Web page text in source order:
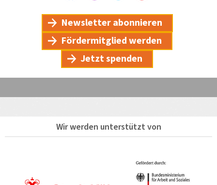
Newsletter abonnieren
Fördermitglied werden
Jetzt spenden
Wir werden unterstützt von